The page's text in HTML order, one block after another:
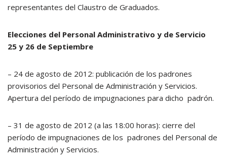
representantes del Claustro de Graduados.
Elecciones del Personal Administrativo y de Servicio
25 y 26 de Septiembre
– 24 de agosto de 2012: publicación de los padrones
provisorios del Personal de Administración y Servicios.
Apertura del período de impugnaciones para dicho padrón.
– 31 de agosto de 2012 (a las 18:00 horas): cierre del
período de impugnaciones de los padrones del Personal de
Administración y Servicios.